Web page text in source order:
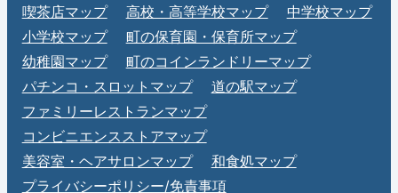
喫茶店マップ
高校・高等学校マップ
中学校マップ
小学校マップ
町の保育園・保育所マップ
幼稚園マップ
町のコインランドリーマップ
パチンコ・スロットマップ
道の駅マップ
ファミリーレストランマップ
コンビニエンスストアマップ
美容室・ヘアサロンマップ
和食処マップ
プライバシーポリシー/免責事項